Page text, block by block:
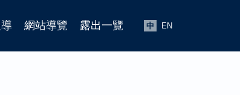
網站導覽 露出一覽 中 EN